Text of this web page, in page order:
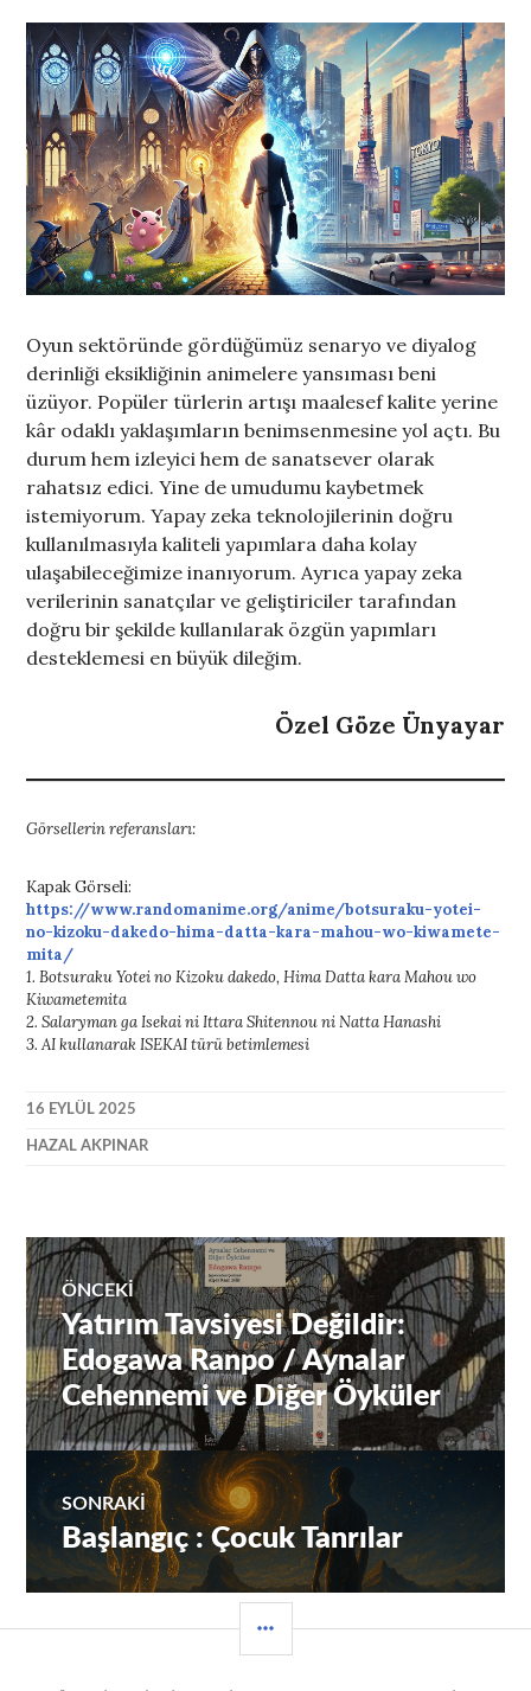
Oyun sektöründe gördüğümüz senaryo ve diyalog
derinliği eksikliğinin animelere yansıması beni
üzüyor. Popüler türlerin artışı maalesef kalite yerine
kâr odaklı yaklaşımların benimsenmesine yol açtı. Bu
durum hem izleyici hem de sanatsever olarak
rahatsız edici. Yine de umudumu kaybetmek
istemiyorum. Yapay zeka teknolojilerinin doğru
kullanılmasıyla kaliteli yapımlara daha kolay
ulaşabileceğimize inanıyorum. Ayrıca yapay zeka
verilerinin sanatçılar ve geliştiriciler tarafından
doğru bir şekilde kullanılarak özgün yapımları
desteklemesi en büyük dileğim.
Özel Göze Ünyayar
Görsellerin referansları:
Kapak Görseli:
https://www.randomanime.org/anime/botsuraku-yotei-
no-kizoku-dakedo-hima-datta-kara-mahou-wo-kiwamete-
mita/
1. Botsuraku Yotei no Kizoku dakedo, Hima Datta kara Mahou wo
Kiwametemita
2. Salaryman ga Isekai ni Ittara Shitennou ni Natta Hanashi
3. AI kullanarak ISEKAI türü betimlemesi
16 EYLÜL 2025
HAZAL AKPINAR
Yazı
gezinmesi
ÖNCEKI
Önceki
yazı:
Yatırım Tavsiyesi Değildir:
Edogawa Ranpo / Aynalar
Cehennemi ve Diğer Öyküler
SONRAKI
Sıradaki
Yazı:
Başlangıç : Çocuk Tanrılar
MENÜ